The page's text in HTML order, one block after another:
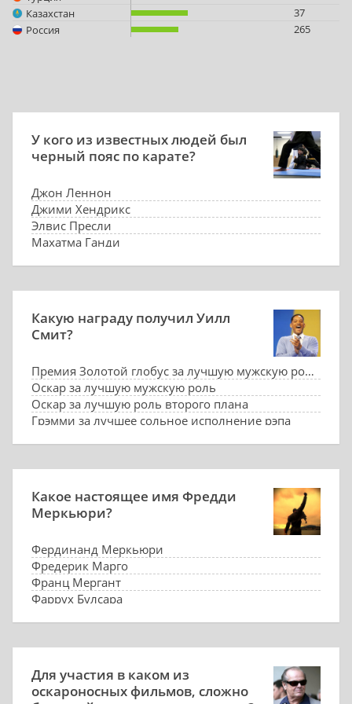
Казахстан
37
Россия
265
У кого из известных людей был
черный пояс по карате?
Джон Леннон
Джими Хендрикс
Элвис Пресли
Махатма Ганди
Какую награду получил Уилл
Смит?
Премия Золотой глобус за лучшую мужскую роль
Оскар за лучшую мужскую роль
Оскар за лучшую роль второго плана
Грэмми за лучшее сольное исполнение рэпа
Какое настоящее имя Фредди
Меркьюри?
Фердинанд Меркьюри
Фредерик Марго
Франц Мергант
Фаррух Булсара
Для участия в каком из
оскароносных фильмов, сложно